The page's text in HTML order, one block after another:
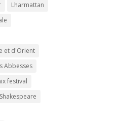
Lharmattan
et d'Orient
Abbesses
festival
Shakespeare